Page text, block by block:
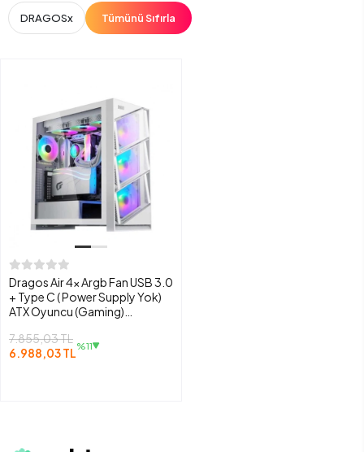
DRAGOSx Tümünü Sıfırla
Dragos Air 4x Argb Fan USB 3.0
+ Type C ( Power Supply Yok)
ATX Oyuncu (Gaming)
7.855,03 TL
6.988,03 TL%11